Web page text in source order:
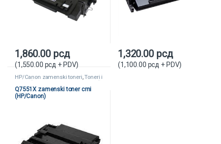
1,860.00 рсд
(1,550.00 рсд + PDV)
1,320.00 рсд
(1,100.00 рсд + PDV)
HP/Canon zamenski toneri,Toneri i
kertridži
Zamenski toneri i kertridži
Q7551X zamenski toner crni
(HP/Canon)